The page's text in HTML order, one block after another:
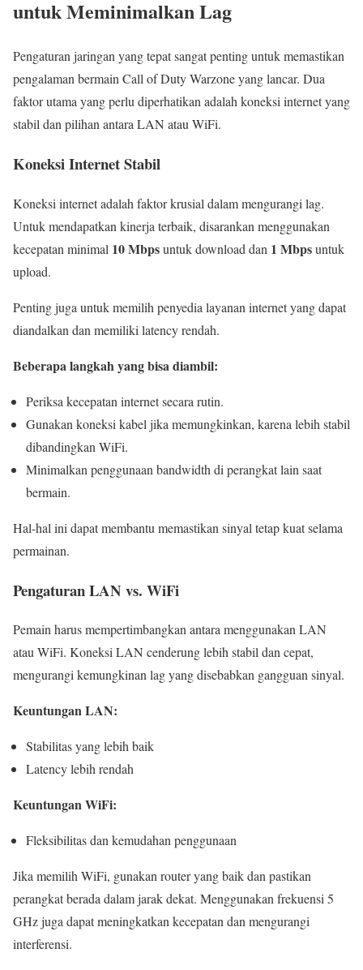
untuk Meminimalkan Lag
Pengaturan jaringan yang tepat sangat penting untuk memastikan
pengalaman bermain Call of Duty Warzone yang lancar. Dua
faktor utama yang perlu diperhatikan adalah koneksi internet yang
stabil dan pilihan antara LAN atau WiFi.
Koneksi Internet Stabil
Koneksi internet adalah faktor krusial dalam mengurangi lag.
Untuk mendapatkan kinerja terbaik, disarankan menggunakan
kecepatan minimal 10 Mbpsuntuk download dan 1 Mbpsuntuk
upload.
Penting juga untuk memilih penyedia layanan internet yang dapat
diandalkan dan memiliki latency rendah.
Beberapa langkah yang bisa diambil:
Periksa kecepatan internet secara rutin.
Gunakan koneksi kabel jika memungkinkan, karena lebih stabil
dibandingkan WiFi.
Minimalkan penggunaan bandwidth di perangkat lain saat
bermain.
Hal-hal ini dapat membantu memastikan sinyal tetap kuat selama
permainan.
Pengaturan LAN vs. WiFi
Pemain harus mempertimbangkan antara menggunakan LAN
atau WiFi. Koneksi LAN cenderung lebih stabil dan cepat,
mengurangi kemungkinan lag yang disebabkan gangguan sinyal.
Keuntungan LAN:
Stabilitas yang lebih baik
Latency lebih rendah
Keuntungan WiFi:
Fleksibilitas dan kemudahan penggunaan
Jika memilih WiFi, gunakan router yang baik dan pastikan
perangkat berada dalam jarak dekat. Menggunakan frekuensi 5
GHz juga dapat meningkatkan kecepatan dan mengurangi
interferensi.